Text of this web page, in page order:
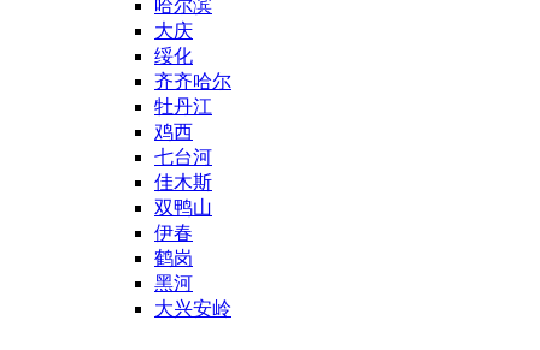
哈尔滨
大庆
绥化
齐齐哈尔
牡丹江
鸡西
七台河
佳木斯
双鸭山
伊春
鹤岗
黑河
大兴安岭